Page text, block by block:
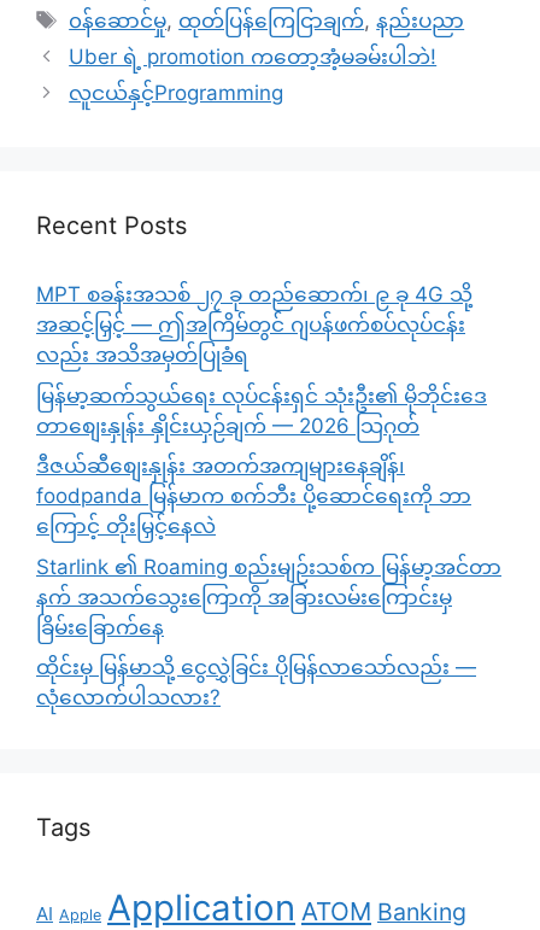
Tags
၀န်ဆောင်မှု, ထုတ်ပြန်ကြေငြာချက်,နည်းပညာ
Uber ရဲ့ promotion ကတော့အံ့မခမ်းပါဘဲ!
လူငယ်နှင့်Programming
Recent Posts
MPT စခန်းအသစ် ၂၇ ခု တည်ဆောက်၊ ၉ ခု 4G သို့
အဆင့်မြှင့် — ဤအကြိမ်တွင် ဂျပန်ဖက်စပ်လုပ်ငန်း
လည်း အသိအမှတ်ပြုခံရ
မြန်မာ့ဆက်သွယ်ရေး လုပ်ငန်းရှင် သုံးဦး၏ မိုဘိုင်းဒေ
တာစျေးနှုန်း နှိုင်းယှဉ်ချက် — 2026 သြဂုတ်
ဒီဇယ်ဆီစျေးနှုန်း အတက်အကျများနေချိန်၊
foodpanda မြန်မာက စက်ဘီး ပို့ဆောင်ရေးကို ဘာ
ကြောင့် တိုးမြှင့်နေလဲ
Starlink ၏ Roaming စည်းမျဉ်းသစ်က မြန်မာ့အင်တာ
နက် အသက်သွေးကြောကို အခြားလမ်းကြောင်းမှ
ခြိမ်းခြောက်နေ
ထိုင်းမှ မြန်မာသို့ ငွေလွှဲခြင်း ပိုမြန်လာသော်လည်း —
လုံလောက်ပါသလား?
Tags
AI Apple Application ATOM Banking